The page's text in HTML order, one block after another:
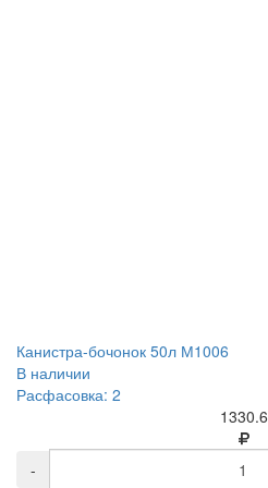
Канистра-бочонок 50л М1006
В наличии
Расфасовка: 2
1330.6
-